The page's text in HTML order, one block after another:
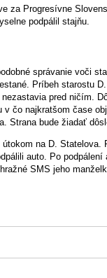
za Progresívne
podpálil stajňu.
správanie voči
Príbeh starostu
pred ničím.
čo najkratšom čase
Strana bude žiadať
na D.
auto. Po
SMS jeho